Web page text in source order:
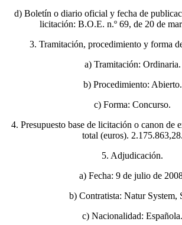
d) Boletín o diario oficial y fecha de
licitación: B.O.E. n.º 69, de 20 de
3. Tramitación, procedimiento y forma
a) Tramitación: Ordinaria.
b) Procedimiento: Abierto.
c) Forma: Concurso.
4. Presupuesto base de licitación o canon de
total (euros). 2.175.863,28.
5. Adjudicación.
a) Fecha: 9 de julio de
b) Contratista: Natur System,
c) Nacionalidad: Española.